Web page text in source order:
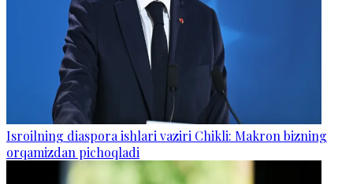
Isroilning diaspora ishlari vaziri Chikli: Makron bizning
orqamizdan pichoqladi